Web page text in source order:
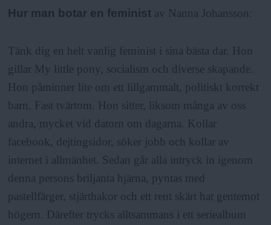
Hur man botar en feminist av Nanna Johansson:
Tänk dig en helt vanlig feminist i sina bästa dar. Hon
gillar My little pony, socialism och diverse skapande.
Hon påminner lite om ett lillgammalt, politiskt korrekt
barn. Fast tvärtom. Hon sitter, liksom många av oss
andra, mycket vid datorn om dagarna. Kollar
facebook, dejtingsidor, söker jobb och kollar av
internet i allmänhet. Sedan går alla intryck in igenom
denna persons briljanta hjärna, pyntas med
pastellfärger, stjärthakor och ett rent skärt hat gentemot
högern. Därefter trycks alltsammans i ett seriealbum